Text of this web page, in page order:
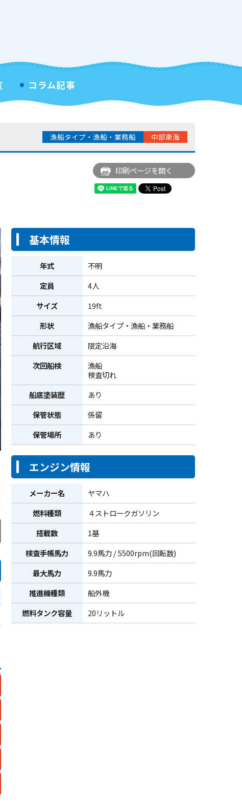
コラム記事
漁船タイプ・漁船・業務船 中部東海
印刷ページを開く
基本情報
年式
不明
定員
4人
サイズ
19ft
形状
漁船タイプ・漁船・業務船
航行区域
限定沿海
次回船検
漁船
検査切れ
船底塗装歴
あり
保管状態
係留
保管場所
あり
エンジン情報
メーカー名
ヤマハ
燃料種類
４ストロークガソリン
搭載数
1基
検査手帳馬力
9.9馬力 / 5500rpm(回転数)
最大馬力
9.9馬力
推進機種類
船外機
燃料タンク容量
20リットル